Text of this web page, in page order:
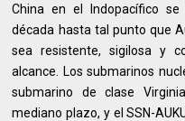
China en el Indopacífico
década hasta tal punto que
sea resistente, sigilosa y
alcance. Los submarinos
submarino de clase
mediano plazo, y el SSN-